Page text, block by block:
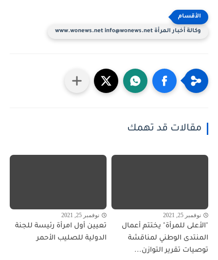
وكالة أخبار المرأة www.wonews.net info@wonews.net
مقالات قد تهمك
نوفمبر 25, 2021
"الأعلى للمرأة" يختتم أعمال
المنتدى الوطني لمناقشة
توصيات تقرير التوازن...
نوفمبر 25, 2021
تعيين أول امرأة رئيسة للجنة
الدولية للصليب الأحمر